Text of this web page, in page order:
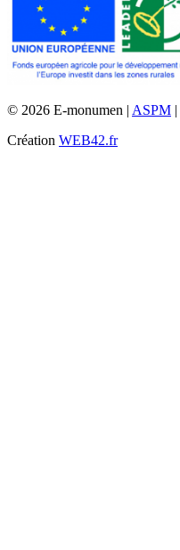
© 2026 E-monumen | ASPM
Création WEB42.fr